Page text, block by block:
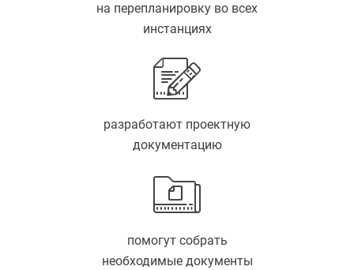
на перепланировку во всех
инстанциях
разработают проектную
документацию
помогут собрать
необходимые документы